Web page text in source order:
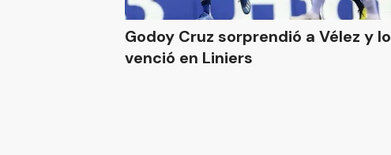
Godoy Cruz sorprendió a Vélez y lo
venció en Liniers